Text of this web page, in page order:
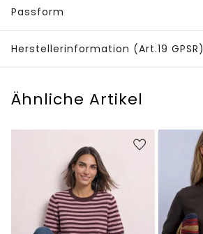
Passform
Herstellerinformation (Art.19 GPSR)
Ähnliche Artikel